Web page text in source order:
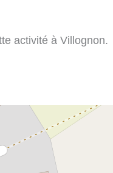
activité à Villognon.